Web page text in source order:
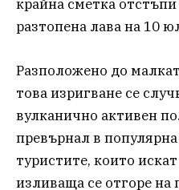
крайна сметка
разтопена лава на 10
Разположено до
това изригване се
вулканично активен
превърнал в
туристите, които
изливаща се отгоре на